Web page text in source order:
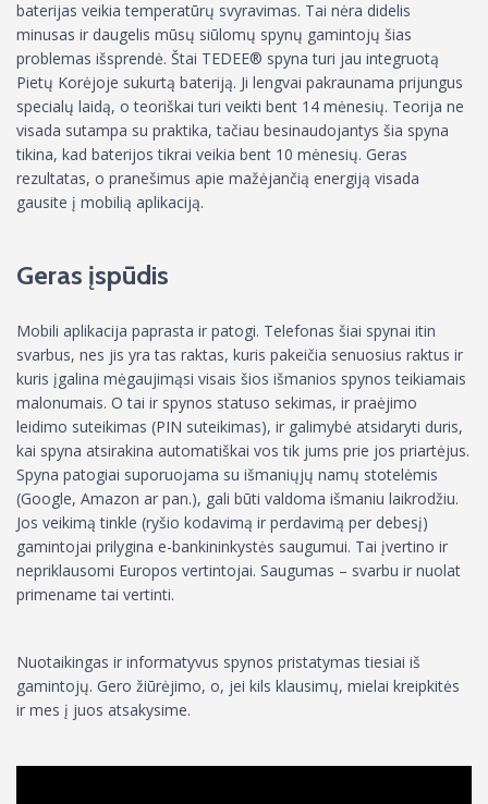
baterijas veikia temperatūrų svyravimas. Tai nėra didelis
minusas ir daugelis mūsų siūlomų spynų gamintojų šias
problemas išsprendė. Štai TEDEE® spyna turi jau integruotą
Pietų Korėjoje sukurtą bateriją. Ji lengvai pakraunama prijungus
specialų laidą, o teoriškai turi veikti bent 14 mėnesių. Teorija ne
visada sutampa su praktika, tačiau besinaudojantys šia spyna
tikina, kad baterijos tikrai veikia bent 10 mėnesių. Geras
rezultatas, o pranešimus apie mažėjančią energiją visada
gausite į mobilią aplikaciją.
Geras įspūdis
Mobili aplikacija paprasta ir patogi. Telefonas šiai spynai itin
svarbus, nes jis yra tas raktas, kuris pakeičia senuosius raktus ir
kuris įgalina mėgaujimąsi visais šios išmanios spynos teikiamais
malonumais. O tai ir spynos statuso sekimas, ir praėjimo
leidimo suteikimas (PIN suteikimas), ir galimybė atsidaryti duris,
kai spyna atsirakina automatiškai vos tik jums prie jos priartėjus.
Spyna patogiai suporuojama su išmaniųjų namų stotelėmis
(Google, Amazon ar pan.), gali būti valdoma išmaniu laikrodžiu.
Jos veikimą tinkle (ryšio kodavimą ir perdavimą per debesį)
gamintojai prilygina e-bankininkystės saugumui. Tai įvertino ir
nepriklausomi Europos vertintojai. Saugumas – svarbu ir nuolat
primename tai vertinti.
Nuotaikingas ir informatyvus spynos pristatymas tiesiai iš
gamintojų. Gero žiūrėjimo, o, jei kils klausimų, mielai kreipkitės
ir mes į juos atsakysime.